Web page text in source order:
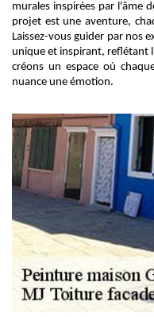
murales inspirées par l'âme
projet est une aventure,
Laissez-vous guider par nos
unique et inspirant, reflétant
créons un espace où
nuance une émotion.